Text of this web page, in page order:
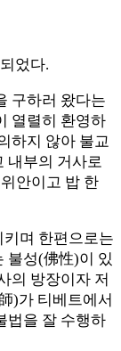
었다.
구하러 왔다는
열렬히 환영하
하지 않아 불교
내부의 거사로
안이고 밥 한
며 한편으로는
불성(佛性)이 있
의 방장이자 저
)가 티베트에서
법을 잘 수행하